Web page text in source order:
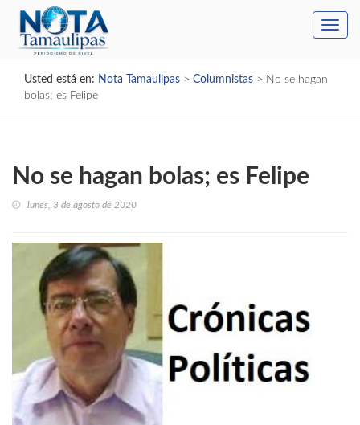
Usted está en: Nota Tamaulipas > Columnistas > No se hagan
bolas; es Felipe
No se hagan bolas; es Felipe
lunes, 3 de agosto de 2020